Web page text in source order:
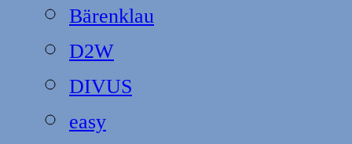
Bärenklau
D2W
DIVUS
easy